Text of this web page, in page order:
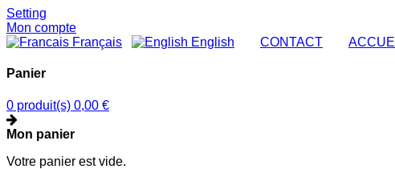
Setting
Mon compte
Français
English CONTACT
Panier
0 produit(s) 0,00 €
Mon panier
Votre panier est vide.